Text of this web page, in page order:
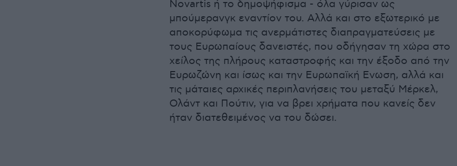
Novartis ή το δημοψήφισμα - όλα γύρισαν ως
μπούμερανγκ εναντίον του. Αλλά και στο εξωτερικό με
αποκορύφωμα τις ανερμάτιστες διαπραγματεύσεις με
τους Ευρωπαίους δανειστές, που οδήγησαν τη χώρα στο
χείλος της πλήρους καταστροφής και την έξοδο από την
Ευρωζώνη και ίσως και την Ευρωπαϊκή Ενωση, αλλά και
τις μάταιες αρχικές περιπλανήσεις του μεταξύ Μέρκελ,
Ολάντ και Πούτιν, για να βρει χρήματα που κανείς δεν
ήταν διατεθειμένος να του δώσει.